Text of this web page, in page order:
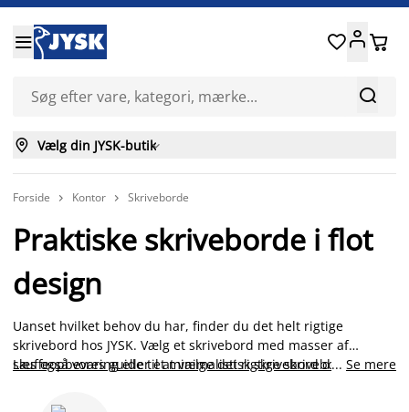


 
 Vælg din JYSK-butik
Forside  Kontor  Skriveborde
Praktiske skriveborde i flot
design
Uanset hvilket behov du har, finder du det helt rigtige
skrivebord hos JYSK. Vælg et skrivebord med masser af
skuffeopbevaring eller et minimalistisk skrivebord der passer
gamingborde, som kommer med ekstra funktioner som LED-
Læs også vores guide til at vælge det rigtige skrivebord.
... Se mere